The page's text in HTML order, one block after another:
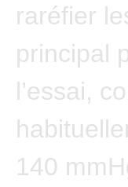
raréfier
principal
l’essai,
140